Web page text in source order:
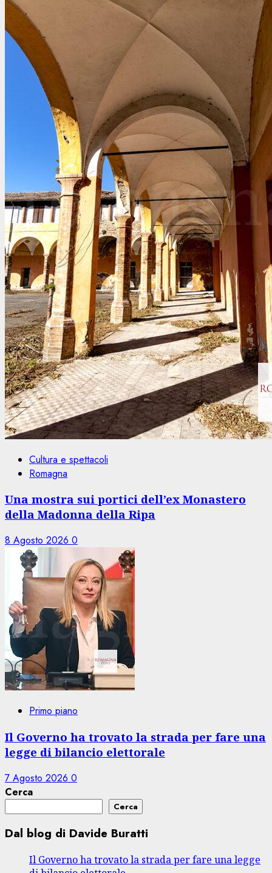
Cultura e spettacoli
Romagna
Una mostra sui portici dell’ex Monastero
della Madonna della Ripa
8 Agosto 2026 0
Primo piano
Il Governo ha trovato la strada per fare una
legge di bilancio elettorale
7 Agosto 2026 0
Cerca
Cerca
Dal blog di Davide Buratti
Il Governo ha trovato la strada per fare una legge